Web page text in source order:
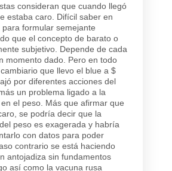
consideran que cuando llegó
estaba caro. Difícil saber en
formular semejante
que el concepto de barato o
subjetivo. Depende de cada
momento dado. Pero en todo
que llevo el blue a $
por diferentes acciones del
un problema ligado a la
el peso. Más que afirmar que
se podría decir que la
peso es exagerada y habría
con datos para poder
contrario se está haciendo
antojadiza sin fundamentos
así como la vacuna rusa